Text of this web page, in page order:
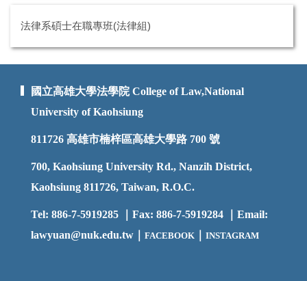
法律系碩士在職專班(法律組)
國立高雄大學法學院 College of Law,National
University of Kaohsiung
811726 高雄市楠梓區高雄大學路 700 號
700, Kaohsiung University Rd., Nanzih District,
Kaohsiung 811726, Taiwan, R.O.C.
Tel: 886-7-5919285 ｜Fax: 886-7-5919284 ｜Email:
lawyuan@nuk.edu.tw｜ FACEBOOK INSTAGRAM